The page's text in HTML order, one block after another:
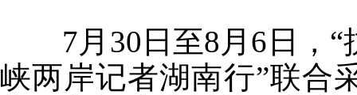
7月30日至8月6日，“
峡两岸记者湖南行”联合